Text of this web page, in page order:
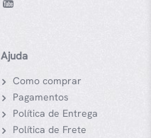
Ajuda
Como comprar
Pagamentos
Política de Entrega
Política de Frete